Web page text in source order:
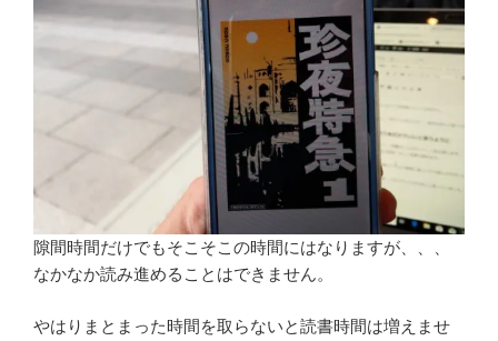
隙間時間だけでもそこそこの時間にはなりますが、、、
なかなか読み進めることはできません。
やはりまとまった時間を取らないと読書時間は増えませ